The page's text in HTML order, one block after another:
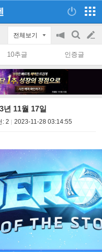
전체보기
공
on/off
검
색
글
쓰
10추글 인증글
년 11월 17일
: 2 2023-11-28 03:14:55